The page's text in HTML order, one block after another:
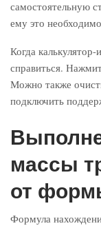
самостоятельную
ему это
Когда
справиться.
Можно также
подключить
массы
от
Формула